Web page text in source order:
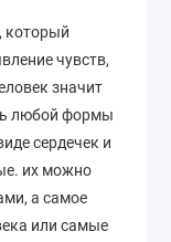
который
чувств,
значит
любой формы
сердечек и
их можно
а самое
или самые